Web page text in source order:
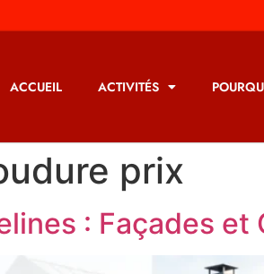
ACCUEIL ACTIVITÉS
prix
: Façades